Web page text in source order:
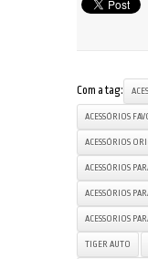
Com a tag:
ACESSÓRIOS
ACESSÓRIOS
ACESSÓRIOS
ACESSÓRIOS
ACESSORIOS
TIGER AUTO